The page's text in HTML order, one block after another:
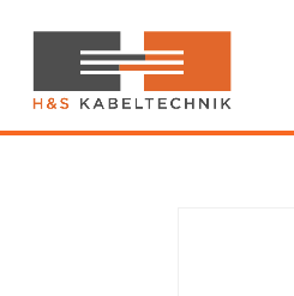
Hauptnavigation
springen
springen
H&S
Kabeltechnik